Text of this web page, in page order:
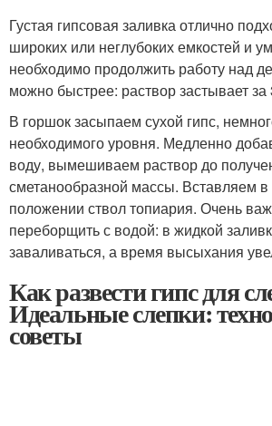
Густая гипсовая заливка отлично
широких или неглубоких емкостей и
необходимо продолжить работу над
можно быстрее: раствор застывает за
В горшок засыпаем сухой гипс,
необходимого уровня. Медленно
воду, вымешиваем раствор до
сметанообразной массы. Вставляем
положении ствол топиария. Очень
переборщить с водой: в жидкой
заваливаться, а время высыхания
Как развести гипс для
Идеальные слепки:
советы